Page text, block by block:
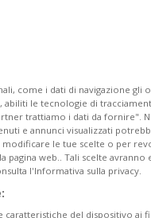
come i dati di navigazione gli o
abiliti le tecnologie di
trattiamo i dati da fornire".
e annunci visualizzati
le tue scelte o per
pagina web.. Tali scelte avranno
l'Informativa sulla privacy.
caratteristiche del dispositivo ai